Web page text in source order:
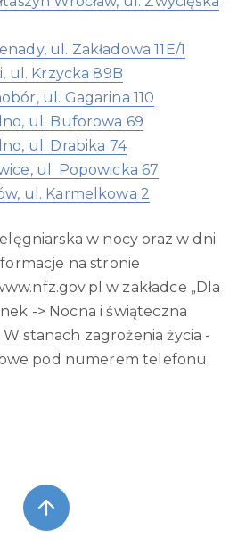
ul. Zakładowa 11E/1
ul. Krzycka 89B
ul. Gagarina 110
ul. Buforowa 69
ul. Drabika 74
ul. Popowicka 67
ul. Karmelkowa 2
w nocy oraz w dni
na stronie
w zakładce „Dla
-> Nocna i świąteczna
stanach zagrożenia życia -
pod numerem telefonu